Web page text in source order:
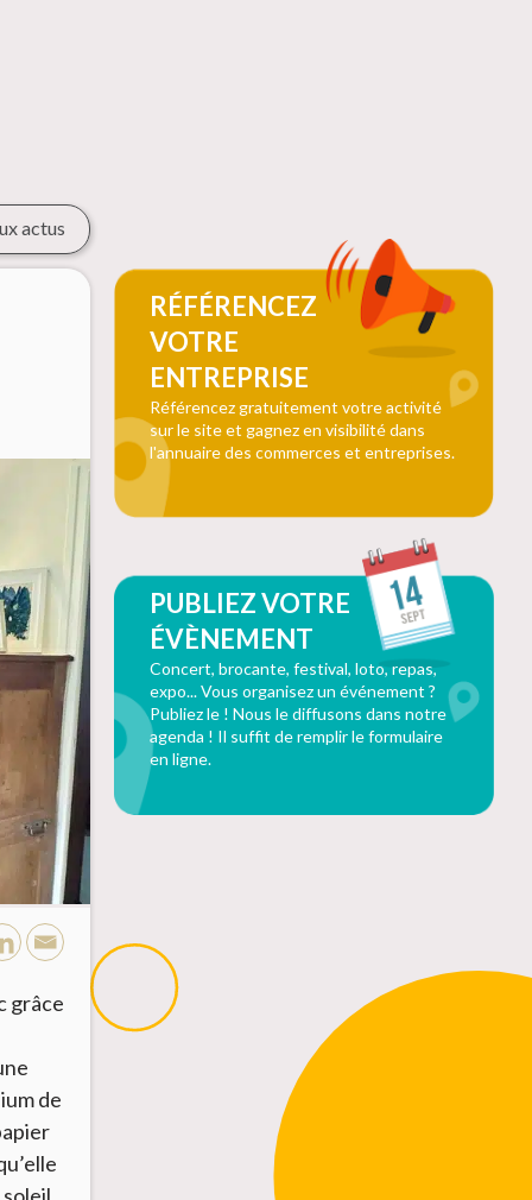
actus
grâce
de
RÉFÉRENCEZ
VOTRE
ENTREPRISE
Référencez gratuitement votre activité
sur le site et gagnez en visibilité dans
l'annuaire des commerces et entreprises.
PUBLIEZ VOTRE
ÉVÈNEMENT
Concert, brocante, festival, loto, repas,
expo... Vous organisez un événement ?
Publiez le ! Nous le diffusons dans notre
agenda ! Il suffit de remplir le formulaire
en ligne.